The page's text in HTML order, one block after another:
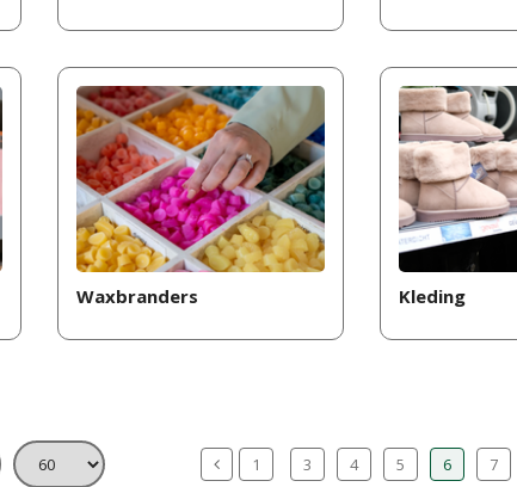
Waxbranders Kleding
1 3 4 5 6 7